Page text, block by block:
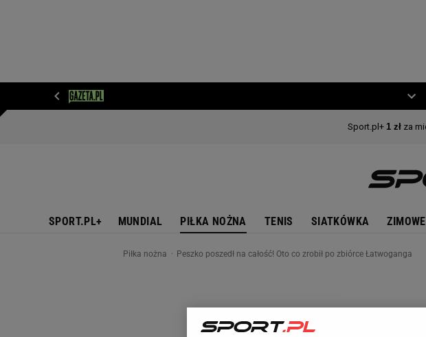
SPORT.PL+ MUNDIAL PIŁKA NOŻNA TENIS SIATKÓWKA ZIMOWE
Piłka nożna Peszko poszedł na całość! Oto co zrobił po zbiórce Łatwoganga